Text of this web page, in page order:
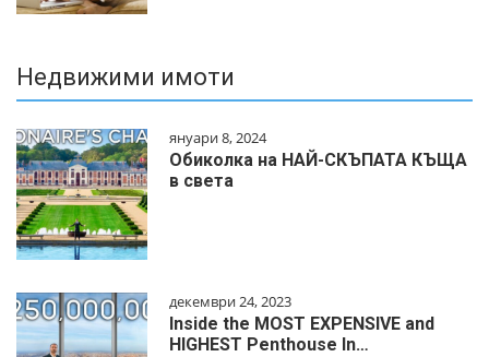
Недвижими имоти
януари 8, 2024
Обиколка на НАЙ-СКЪПАТА КЪЩА
в света
декември 24, 2023
Inside the MOST EXPENSIVE and
HIGHEST Penthouse In…